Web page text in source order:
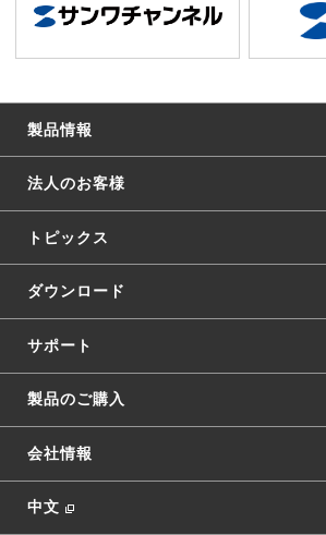
製品情報
法人のお客様
トピックス
ダウンロード
サポート
製品のご購入
会社情報
中文